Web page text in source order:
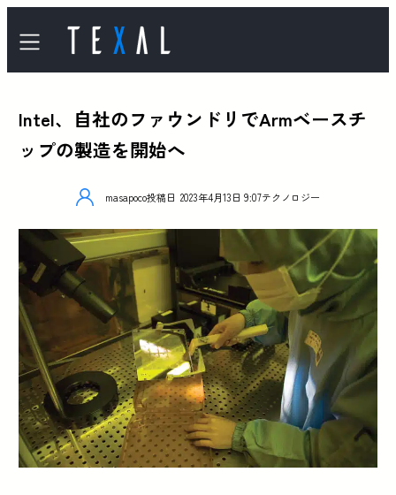
Intel、自社のファウンドリでArmベースチ
ップの製造を開始へ
masapoco投稿日 2023年4月13日 9:07テクノロジー